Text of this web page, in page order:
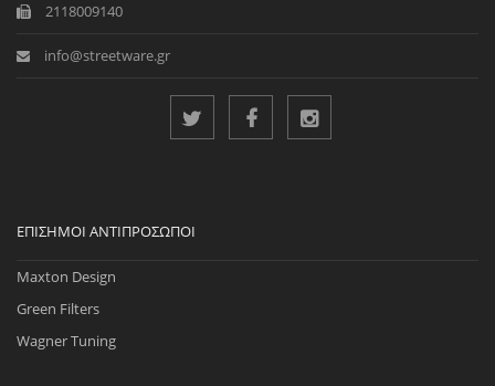
2118009140
info@streetware.gr
ΕΠΊΣΗΜΟΙ ΑΝΤΙΠΡΌΣΩΠΟΙ
Maxton Design
Green Filters
Wagner Tuning